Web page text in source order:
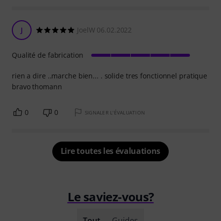
J JoelW 06.02.2022
rien a dire ..marche bien... . solide tres fonctionnel pratique
bravo thomann
Qualité de fabrication
0 0 SIGNALER L'ÉVALUATION
Lire toutes les évaluations
Le saviez-vous?